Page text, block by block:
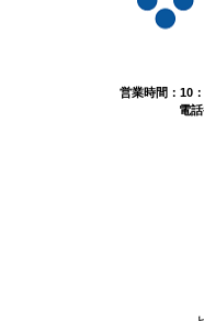
営業時間：10
電